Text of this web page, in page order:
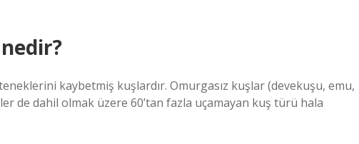
kaybetmiş kuşlardır. Omurgasız kuşlar (devekuşu, emu,
de dahil olmak üzere 60’tan fazla uçamayan kuş türü hala